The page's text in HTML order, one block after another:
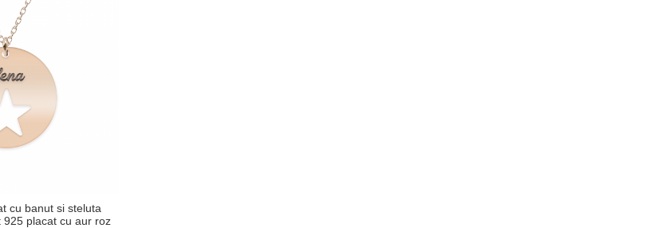
cu banut si steluta
placat cu aur roz